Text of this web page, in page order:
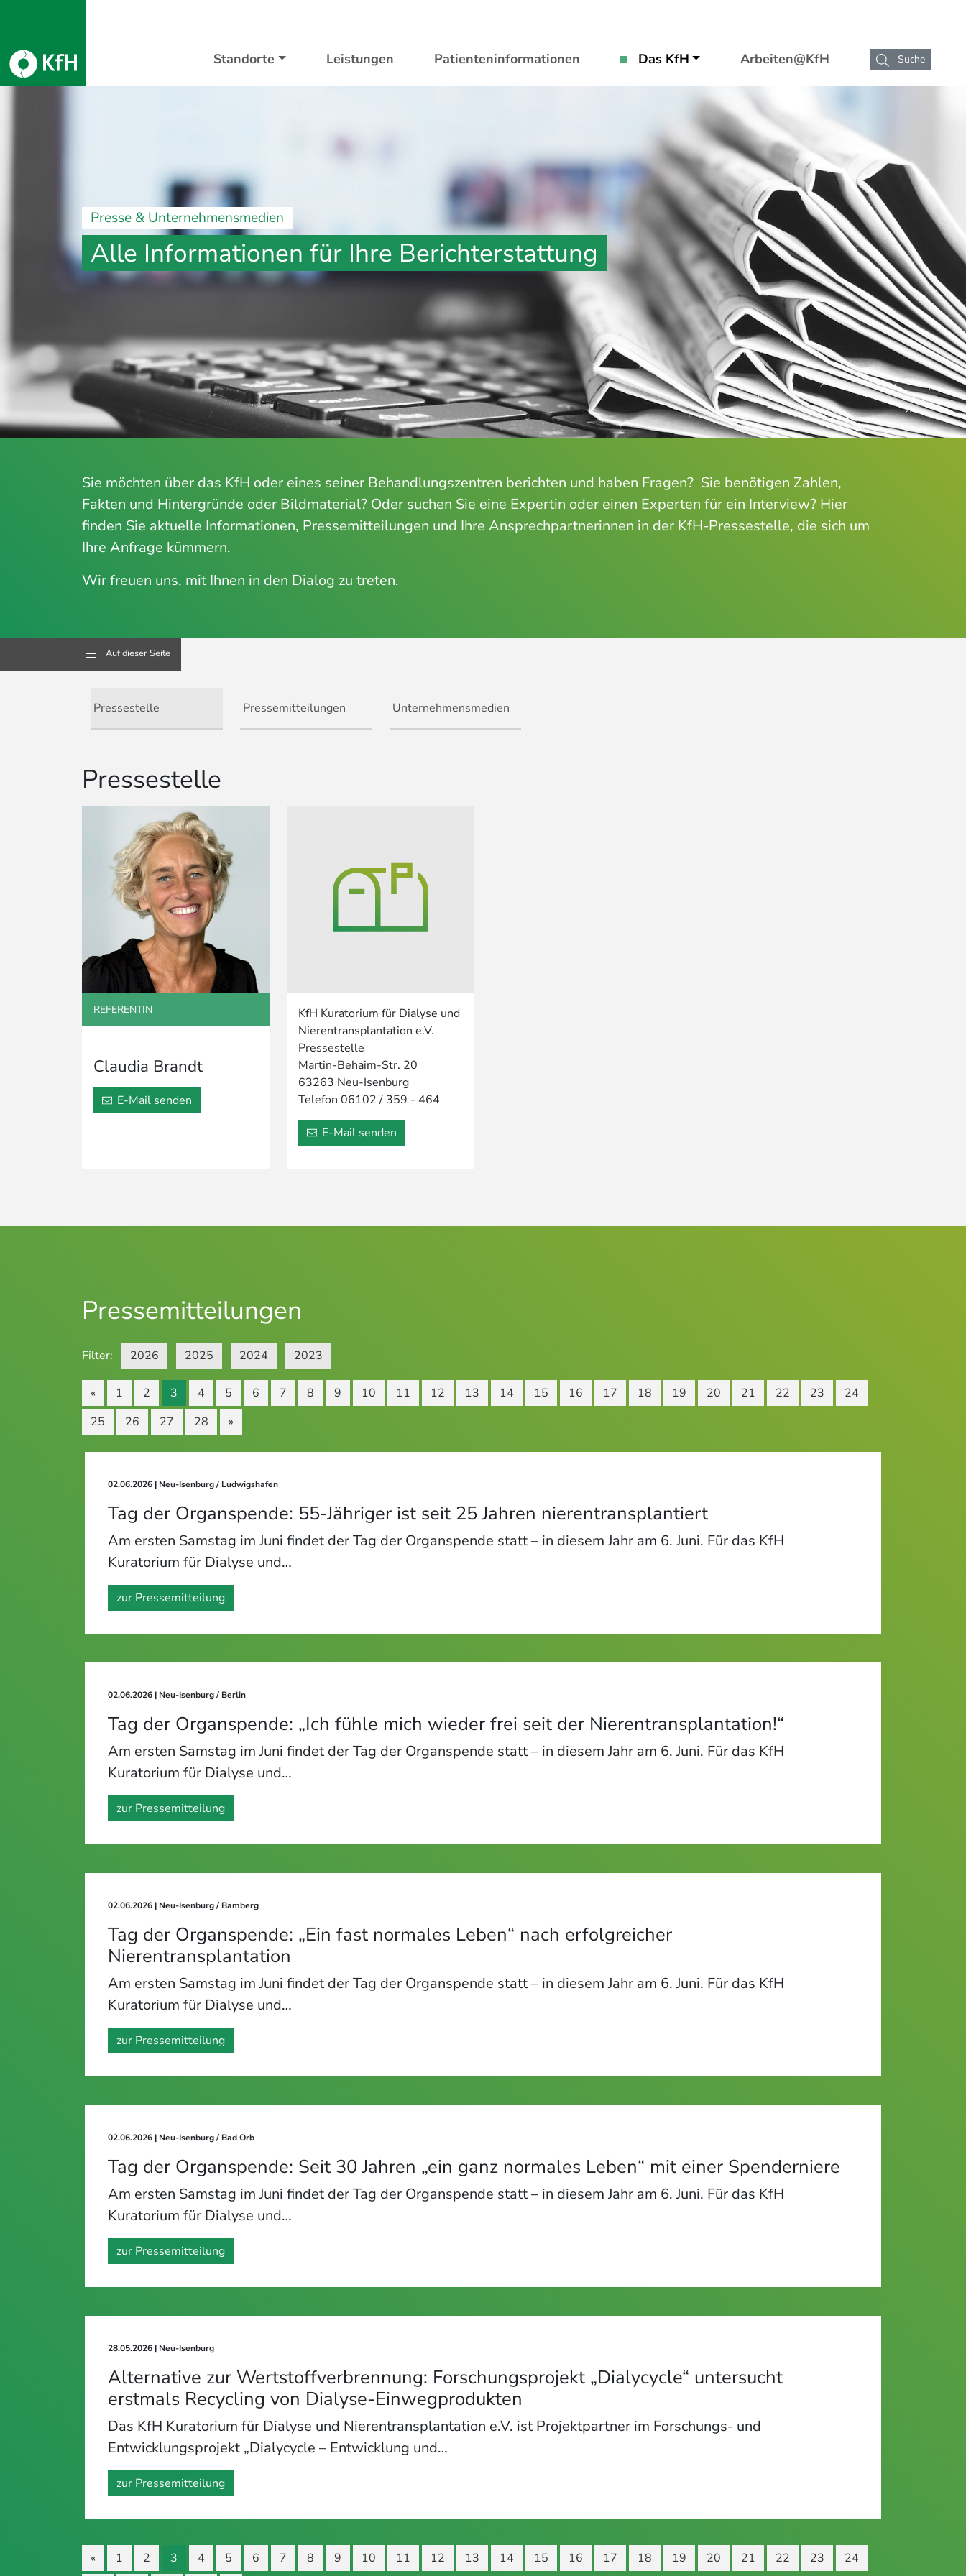
Standorte Leistungen Patienteninformationen Das KfH Arbeiten@KfH Suche
Presse & Unternehmensmedien
Alle Informationen für Ihre Berichterstattung
Sie möchten über das KfH oder eines seiner Behandlungszentren berichten und haben Fragen? Sie benötigen Zahlen,
Fakten und Hintergründe oder Bildmaterial? Oder suchen Sie eine Expertin oder einen Experten für ein Interview? Hier
finden Sie aktuelle Informationen, Pressemitteilungen und Ihre Ansprechpartnerinnen in der KfH-Pressestelle, die sich um
Ihre Anfrage kümmern.
Wir freuen uns, mit Ihnen in den Dialog zu treten.
Auf dieser Seite
Pressestelle Pressemitteilungen Unternehmensmedien
Pressestelle
REFERENTIN
Claudia Brandt
E-Mail senden
KfH Kuratorium für Dialyse und
Nierentransplantation e.V.
Pressestelle
Martin-Behaim-Str. 20
63263 Neu-Isenburg
Telefon 06102 / 359 - 464
E-Mail senden
Pressemitteilungen
Filter: 2026 2025 2024 2023
« 1 2 3 4 5 6 7 8 9 10 11 12 13 14 15 16 17 18 19 20 21 22 23
24
25
26 27 28 »
02.06.2026 | Neu-Isenburg / Ludwigshafen
Tag der Organspende: 55-Jähriger ist seit 25 Jahren nierentransplantiert
Am ersten Samstag im Juni findet der Tag der Organspende statt – in diesem Jahr am 6. Juni. Für das KfH
Kuratorium für Dialyse und…
zur Pressemitteilung
02.06.2026 | Neu-Isenburg / Berlin
Tag der Organspende: „Ich fühle mich wieder frei seit der Nierentransplantation!“
Am ersten Samstag im Juni findet der Tag der Organspende statt – in diesem Jahr am 6. Juni. Für das KfH
Kuratorium für Dialyse und…
zur Pressemitteilung
02.06.2026 | Neu-Isenburg / Bamberg
Tag der Organspende: „Ein fast normales Leben“ nach erfolgreicher
Nierentransplantation
Am ersten Samstag im Juni findet der Tag der Organspende statt – in diesem Jahr am 6. Juni. Für das KfH
Kuratorium für Dialyse und…
zur Pressemitteilung
02.06.2026 | Neu-Isenburg / Bad Orb
Tag der Organspende: Seit 30 Jahren „ein ganz normales Leben“ mit einer Spenderniere
Am ersten Samstag im Juni findet der Tag der Organspende statt – in diesem Jahr am 6. Juni. Für das KfH
Kuratorium für Dialyse und…
zur Pressemitteilung
28.05.2026 | Neu-Isenburg
Alternative zur Wertstoffverbrennung: Forschungsprojekt „Dialycycle“ untersucht
erstmals Recycling von Dialyse-Einwegprodukten
Das KfH Kuratorium für Dialyse und Nierentransplantation e.V. ist Projektpartner im Forschungs- und
Entwicklungsprojekt „Dialycycle – Entwicklung und…
zur Pressemitteilung
« 1 2 3 4 5 6 7 8 9 10 11 12 13 14 15 16 17 18 19 20 21 22 23 24